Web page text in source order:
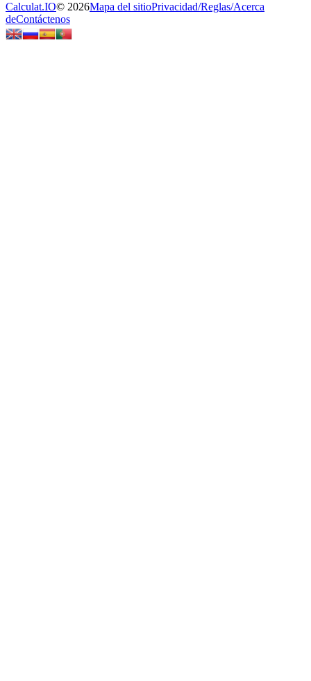
Calculat.IO© 2026Mapa del sitioPrivacidad/Reglas/Acerca
deContáctenos